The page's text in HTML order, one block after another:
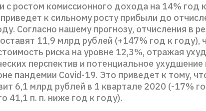
с ростом комиссионного дохода на 14% год
к сильному росту прибыли до
Согласно нашему прогнозу, отчисления в
11,9 млрд рублей (+147% год к году),
риска на уровне 12,3%, отражая
перспектив и потенциальное ухудшение
пандемии Covid-19. Это приведет к тому,
6,1 млрд рублей в 1 квартале 2020 (-17%
41,1 п. п. ниже год к году).